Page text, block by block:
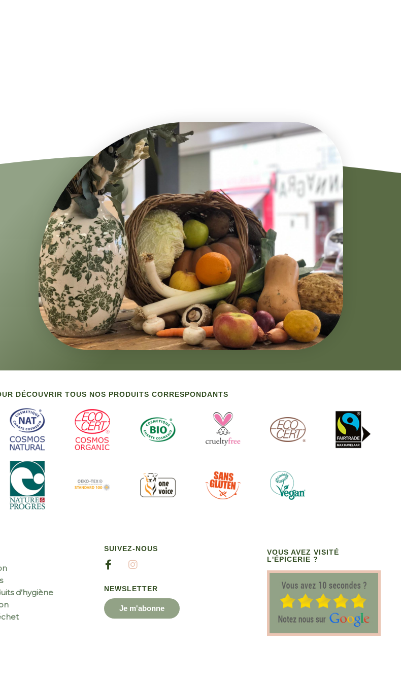
DÉCOUVRIR TOUS NOS PRODUITS CORRESPONDANTS
d’hygiène
SUIVEZ-NOUS
NEWSLETTER
Je m'abonne
VOUS AVEZ VISITÉ
L'ÉPICERIE ?